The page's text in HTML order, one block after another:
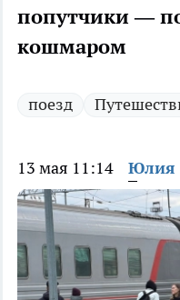
попутчики —
кошмаром
поезд
13 мая 11:14 Юлия